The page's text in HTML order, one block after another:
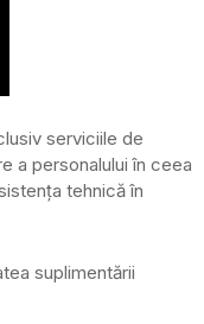
serviciile de
a personalului în ceea
tehnică în
suplimentării